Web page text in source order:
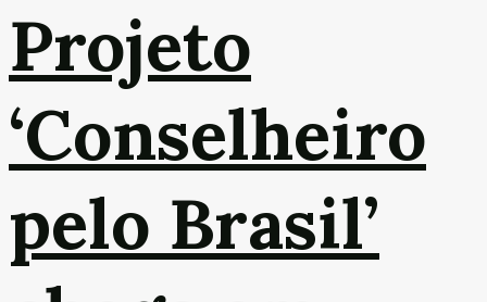
Projeto
‘Conselheiro
pelo Brasil’